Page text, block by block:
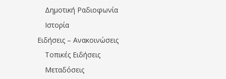
Δημοτική Ραδιοφωνία
Ιστορία
Ειδήσεις – Ανακοινώσεις
Τοπικές Ειδήσεις
Μεταδόσεις